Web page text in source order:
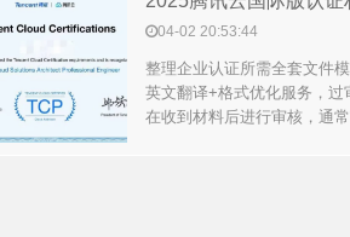
04-02 20:53:44
整理企业认证所需全套文件
英文翻译+格式优化服务，
在收到材料后进行审核，通常